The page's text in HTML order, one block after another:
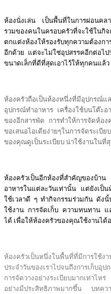
ห้องนั่งเล่น เป็นพื้นที่ในการผ่อนคล
รวมของคนในครอบครัวที่จะใช้ในกิ
ตกแต่งห้องให้รองรับทุกความต้อง
อีกด้วย แต่จะไม่ใช่อุปสรรคอีกต่อไป
ขนาดเล็กที่ดีที่สุดเอาไว้ให้ทุกคนแล้ว
ห้องครัวถือเป็นห้องหนึ่งที่มีอุปกรณ์แ
อุปกรณ์ทำอาหาร เครื่องใช้บนโต๊ะ
ของอีกสารพัด การทำให้การจัดห้อง
ขอเสนอไอเดียง่ายๆในการจัดระเบี
ของคุณดูเป็นระเบียบ น่าใช้งานในที่
ห้องครัวเป็นอีกห้องที่สำคัญของบ้า
อาหารในแต่ละวันเท่านั้น แต่ยังเป็
ใช้เวลาดี ๆ ทำกิจกรรมร่วมกัน ดังนั้
ใช้งาน การจัดเก็บ ความทนทาน แ
ได้ เพื่อให้ห้องครัวของคุณใช้งานได้
ห้องครัวเป็นหนึ่งในพื้นที่ที่มีการใช้
ประจำวันของเราไปจนถึงการเก็บอุ
การจัดวางอย่างระเบียบมากเท่าไ
อย่างมีประสิทธิภาพมากขึ้น บทควา